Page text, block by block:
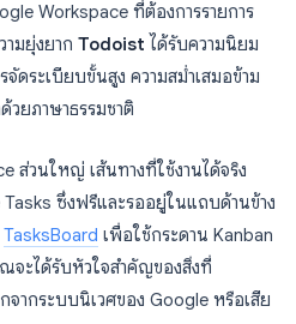
Workspace ที่ต้องการรายการ
มยุ่งยาก Todoist ได้รับความนิยม
ดระเบียบขั้นสูง ความสม่ำเสมอข้าม
ยภาษาธรรมชาติ
ส่วนใหญ่ เส้นทางที่ใช้งานได้จริง
ซึ่งฟรีและรออยู่ในแถบด้านข้าง
TasksBoard เพื่อใช้กระดาน Kanban
จะได้รับหัวใจสำคัญของสิ่งที่
ากระบบนิเวศของ Google หรือเสีย